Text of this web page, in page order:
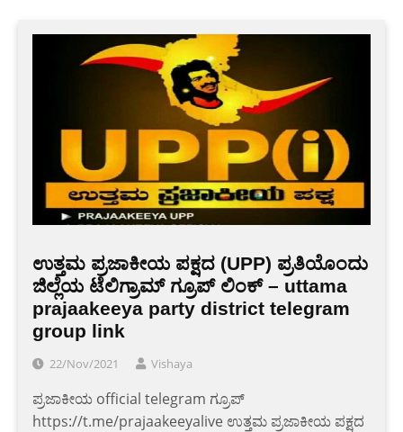
ಉತ್ತಮ ಪ್ರಜಾಕೀಯ ಪಕ್ಷದ (UPP) ಪ್ರತಿಯೊಂದು
ಜಿಲ್ಲೆಯ ಟೆಲಿಗ್ರಾಮ್ ಗ್ರೂಪ್ ಲಿಂಕ್ – uttama
prajaakeeya party district telegram
group link
22/Nov/2021 Vishaya
ಪ್ರಜಾಕೀಯ official telegram ಗ್ರೂಪ್
https://t.me/prajaakeeyalive ಉತ್ತಮ ಪ್ರಜಾಕೀಯ ಪಕ್ಷದ